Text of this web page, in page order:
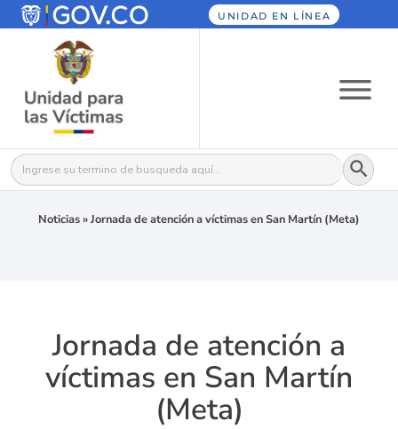
UNIDAD EN LÍNEA
Buscar: Botón
Noticias»Jornada de atención a víctimas en San Martín (Meta)
Jornada de atención a
víctimas en San Martín
(Meta)